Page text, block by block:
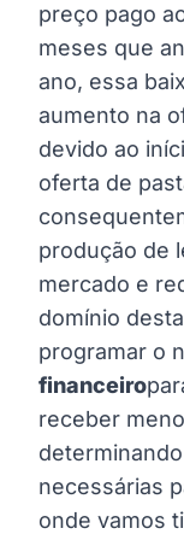
preço pago
meses que
ano, essa
aumento na
devido ao
oferta de
produção de
mercado e
domínio
programar o
financeiro
receber
necessárias
onde vamos